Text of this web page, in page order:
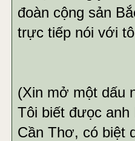
đoàn cộng sản
trực tiếp nói với
(Xin mở một dấu
Tôi biết đưọc
Cần Thơ, có biệt